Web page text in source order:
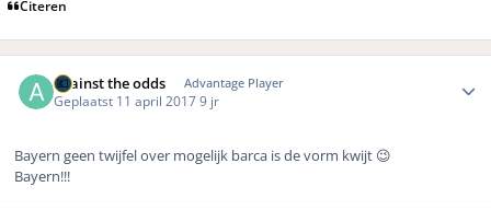
Citeren
against the odds Advantage Player
Geplaatst 11 april 20179 jr
Bayern geen twijfel over mogelijk barca is de vorm kwijt 😉
Bayern!!!